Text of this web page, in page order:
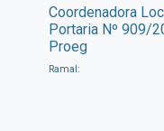
Coordenadora
Portaria Nº 909/
Proeg
Ramal: